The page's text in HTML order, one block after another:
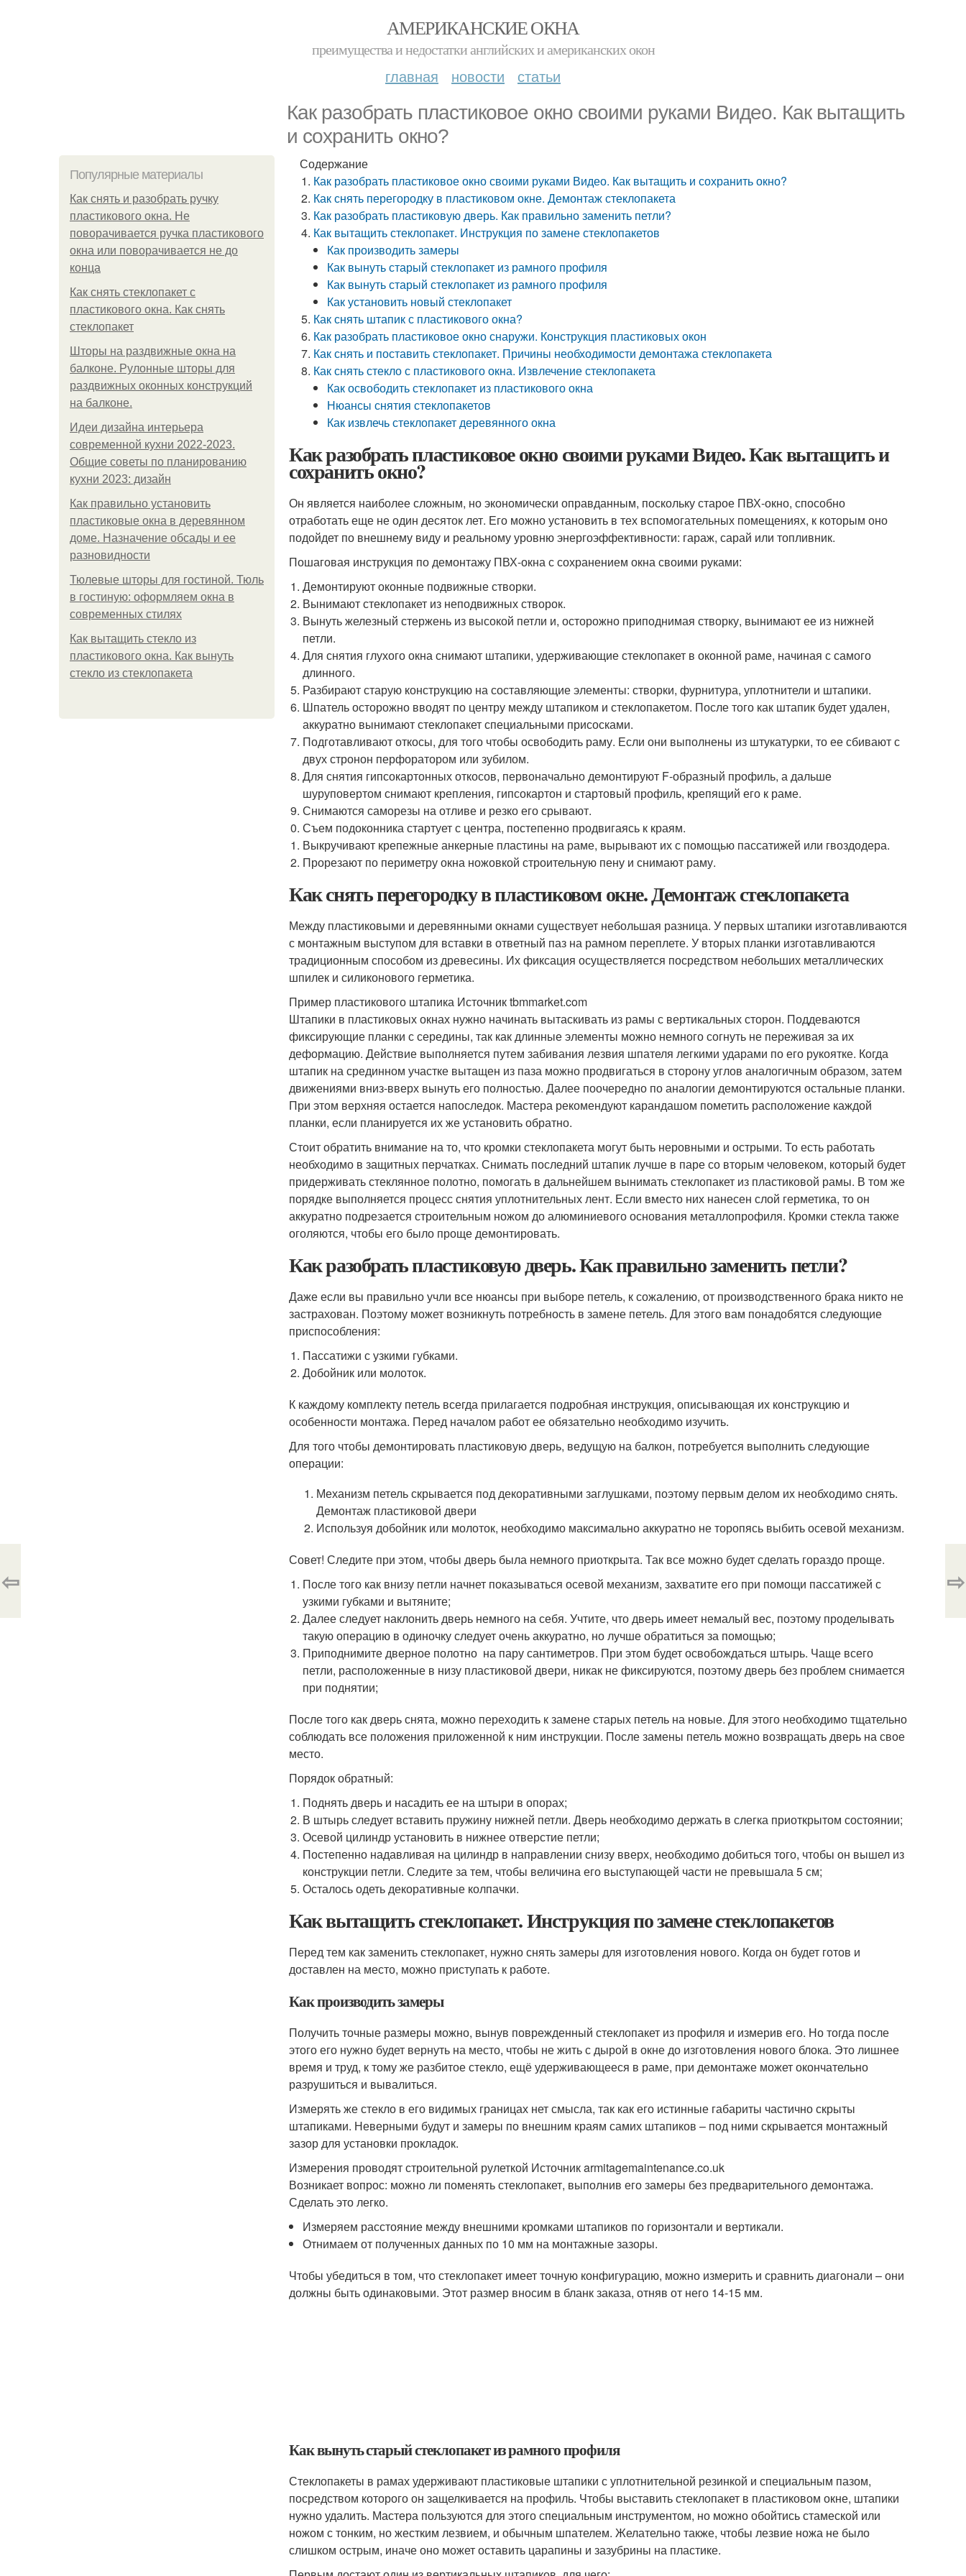
АМЕРИКАНСКИЕ ОКНА
преимущества и недостатки английских и американских окон
главная новости статьи
Как разобрать пластиковое окно своими руками Видео. Как вытащить
и сохранить окно?
Популярные материалы
Как снять и разобрать ручку
пластикового окна. Не
поворачивается ручка пластикового
окна или поворачивается не до
конца
Как снять стеклопакет с
пластикового окна. Как снять
стеклопакет
Шторы на раздвижные окна на
балконе. Рулонные шторы для
раздвижных оконных конструкций
на балконе.
Идеи дизайна интерьера
современной кухни 2022-2023.
Общие советы по планированию
кухни 2023: дизайн
Как правильно установить
пластиковые окна в деревянном
доме. Назначение обсады и ее
разновидности
Тюлевые шторы для гостиной. Тюль
в гостиную: оформляем окна в
современных стилях
Как вытащить стекло из
пластикового окна. Как вынуть
стекло из стеклопакета
Содержание
Как разобрать пластиковое окно своими руками Видео. Как вытащить и сохранить окно?
Как снять перегородку в пластиковом окне. Демонтаж стеклопакета
Как разобрать пластиковую дверь. Как правильно заменить петли?
Как вытащить стеклопакет. Инструкция по замене стеклопакетов
Как производить замеры
Как вынуть старый стеклопакет из рамного профиля
Как вынуть старый стеклопакет из рамного профиля
Как установить новый стеклопакет
Как снять штапик с пластикового окна?
Как разобрать пластиковое окно снаружи. Конструкция пластиковых окон
Как снять и поставить стеклопакет. Причины необходимости демонтажа стеклопакета
Как снять стекло с пластикового окна. Извлечение стеклопакета
Как освободить стеклопакет из пластикового окна
Нюансы снятия стеклопакетов
Как извлечь стеклопакет деревянного окна
Как разобрать пластиковое окно своими руками Видео. Как вытащить и
сохранить окно?
Он является наиболее сложным, но экономически оправданным, поскольку старое ПВХ-окно, способно
отработать еще не один десяток лет. Его можно установить в тех вспомогательных помещениях, к которым оно
подойдет по внешнему виду и реальному уровню энергоэффективности: гараж, сарай или топливник.
Пошаговая инструкция по демонтажу ПВХ-окна с сохранением окна своими руками:
Демонтируют оконные подвижные створки.
Вынимают стеклопакет из неподвижных створок.
Вынуть железный стержень из высокой петли и, осторожно приподнимая створку, вынимают ее из нижней
петли.
Для снятия глухого окна снимают штапики, удерживающие стеклопакет в оконной раме, начиная с самого
длинного.
Разбирают старую конструкцию на составляющие элементы: створки, фурнитура, уплотнители и штапики.
Шпатель осторожно вводят по центру между штапиком и стеклопакетом. После того как штапик будет удален,
аккуратно вынимают стеклопакет специальными присосками.
Подготавливают откосы, для того чтобы освободить раму. Если они выполнены из штукатурки, то ее сбивают с
двух стронон перфоратором или зубилом.
Для снятия гипсокартонных откосов, первоначально демонтируют F-образный профиль, а дальше
шуруповертом снимают крепления, гипсокартон и стартовый профиль, крепящий его к раме.
Снимаются саморезы на отливе и резко его срывают.
Съем подоконника стартует с центра, постепенно продвигаясь к краям.
Выкручивают крепежные анкерные пластины на раме, вырывают их с помощью пассатижей или гвоздодера.
Прорезают по периметру окна ножовкой строительную пену и снимают раму.
Как снять перегородку в пластиковом окне. Демонтаж стеклопакета
Между пластиковыми и деревянными окнами существует небольшая разница. У первых штапики изготавливаются
с монтажным выступом для вставки в ответный паз на рамном переплете. У вторых планки изготавливаются
традиционным способом из древесины. Их фиксация осуществляется посредством небольших металлических
шпилек и силиконового герметика.
Пример пластикового штапика Источник tbmmarket.com
Штапики в пластиковых окнах нужно начинать вытаскивать из рамы с вертикальных сторон. Поддеваются
фиксирующие планки с середины, так как длинные элементы можно немного согнуть не переживая за их
деформацию. Действие выполняется путем забивания лезвия шпателя легкими ударами по его рукоятке. Когда
штапик на срединном участке вытащен из паза можно продвигаться в сторону углов аналогичным образом, затем
движениями вниз-вверх вынуть его полностью. Далее поочередно по аналогии демонтируются остальные планки.
При этом верхняя остается напоследок. Мастера рекомендуют карандашом пометить расположение каждой
планки, если планируется их же установить обратно.
Стоит обратить внимание на то, что кромки стеклопакета могут быть неровными и острыми. То есть работать
необходимо в защитных перчатках. Снимать последний штапик лучше в паре со вторым человеком, который будет
придерживать стеклянное полотно, помогать в дальнейшем вынимать стеклопакет из пластиковой рамы. В том же
порядке выполняется процесс снятия уплотнительных лент. Если вместо них нанесен слой герметика, то он
аккуратно подрезается строительным ножом до алюминиевого основания металлопрофиля. Кромки стекла также
оголяются, чтобы его было проще демонтировать.
Как разобрать пластиковую дверь. Как правильно заменить петли?
Даже если вы правильно учли все нюансы при выборе петель, к сожалению, от производственного брака никто не
застрахован. Поэтому может возникнуть потребность в замене петель. Для этого вам понадобятся следующие
приспособления:
Пассатижи с узкими губками.
Добойник или молоток.
К каждому комплекту петель всегда прилагается подробная инструкция, описывающая их конструкцию и
особенности монтажа. Перед началом работ ее обязательно необходимо изучить.
Для того чтобы демонтировать пластиковую дверь, ведущую на балкон, потребуется выполнить следующие
операции:
Механизм петель скрывается под декоративными заглушками, поэтому первым делом их необходимо снять.
Демонтаж пластиковой двери
Используя добойник или молоток, необходимо максимально аккуратно не торопясь выбить осевой механизм.
Совет! Следите при этом, чтобы дверь была немного приоткрыта. Так все можно будет сделать гораздо проще.
После того как внизу петли начнет показываться осевой механизм, захватите его при помощи пассатижей с
узкими губками и вытяните;
Далее следует наклонить дверь немного на себя. Учтите, что дверь имеет немалый вес, поэтому проделывать
такую операцию в одиночку следует очень аккуратно, но лучше обратиться за помощью;
Приподнимите дверное полотно на пару сантиметров. При этом будет освобождаться штырь. Чаще всего
петли, расположенные в низу пластиковой двери, никак не фиксируются, поэтому дверь без проблем снимается
при поднятии;
После того как дверь снята, можно переходить к замене старых петель на новые. Для этого необходимо тщательно
соблюдать все положения приложенной к ним инструкции. После замены петель можно возвращать дверь на свое
место.
Порядок обратный:
Поднять дверь и насадить ее на штыри в опорах;
В штырь следует вставить пружину нижней петли. Дверь необходимо держать в слегка приоткрытом состоянии;
Осевой цилиндр установить в нижнее отверстие петли;
Постепенно надавливая на цилиндр в направлении снизу вверх, необходимо добиться того, чтобы он вышел из
конструкции петли. Следите за тем, чтобы величина его выступающей части не превышала 5 см;
Осталось одеть декоративные колпачки.
Как вытащить стеклопакет. Инструкция по замене стеклопакетов
Перед тем как заменить стеклопакет, нужно снять замеры для изготовления нового. Когда он будет готов и
доставлен на место, можно приступать к работе.
Как производить замеры
Получить точные размеры можно, вынув поврежденный стеклопакет из профиля и измерив его. Но тогда после
этого его нужно будет вернуть на место, чтобы не жить с дырой в окне до изготовления нового блока. Это лишнее
время и труд, к тому же разбитое стекло, ещё удерживающееся в раме, при демонтаже может окончательно
разрушиться и вывалиться.
Измерять же стекло в его видимых границах нет смысла, так как его истинные габариты частично скрыты
штапиками. Неверными будут и замеры по внешним краям самих штапиков – под ними скрывается монтажный
зазор для установки прокладок.
Измерения проводят строительной рулеткой Источник armitagemaintenance.co.uk
Возникает вопрос: можно ли поменять стеклопакет, выполнив его замеры без предварительного демонтажа.
Сделать это легко.
Измеряем расстояние между внешними кромками штапиков по горизонтали и вертикали.
Отнимаем от полученных данных по 10 мм на монтажные зазоры.
Чтобы убедиться в том, что стеклопакет имеет точную конфигурацию, можно измерить и сравнить диагонали – они
должны быть одинаковыми. Этот размер вносим в бланк заказа, отняв от него 14-15 мм.
Как вынуть старый стеклопакет из рамного профиля
Стеклопакеты в рамах удерживают пластиковые штапики с уплотнительной резинкой и специальным пазом,
посредством которого он защелкивается на профиль. Чтобы выставить стеклопакет в пластиковом окне, штапики
нужно удалить. Мастера пользуются для этого специальным инструментом, но можно обойтись стамеской или
ножом с тонким, но жестким лезвием, и обычным шпателем. Желательно также, чтобы лезвие ножа не было
слишком острым, иначе оно может оставить царапины и зазубрины на пластике.
⇦ ⇨